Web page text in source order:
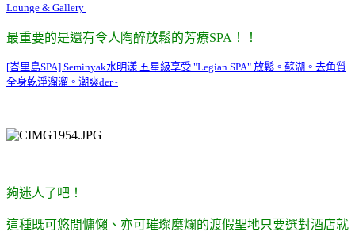
Lounge & Gallery
最重要的是還有令人陶醉放鬆的芳療SPA！！
[峇里島SPA] Seminyak水明漾 五星級享受 "Legian SPA" 放鬆。蘇湖。去角質
全身乾淨溜溜。潮爽der~
夠迷人了吧！
這種既可悠閒慵懶、亦可璀璨糜爛的渡假聖地只要選對酒店就